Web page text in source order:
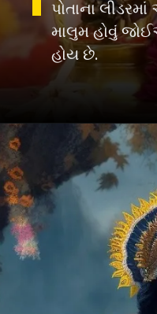
પોતાના
માલુમ હોવું
હોય છે.